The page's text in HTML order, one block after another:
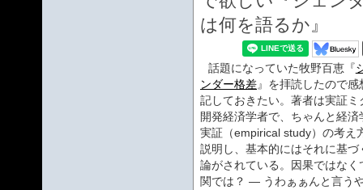
は何を語るか』
話題になっていた牧野百恵『
ンダー格差』を拝読したので感
記しておきたい。著者は実証ミ
開発経済学者で、ちゃんと経済
実証（empirical study）の考え
説明し、基本的にはそれに基づ
論がされている。因果ではなく
関では？ — うわぁぁんと言う